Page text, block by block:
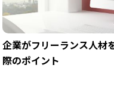
企業がフリーランス人材
際のポイント